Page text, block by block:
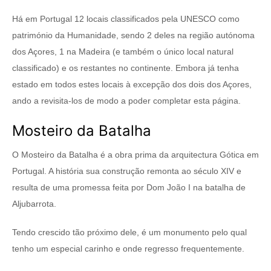
Há em Portugal 12 locais classificados pela UNESCO como
património da Humanidade, sendo 2 deles na região autónoma
dos Açores, 1 na Madeira (e também o único local natural
classificado) e os restantes no continente. Embora já tenha
estado em todos estes locais à excepção dos dois dos Açores,
ando a revisita-los de modo a poder completar esta página.
Mosteiro da Batalha
O Mosteiro da Batalha é a obra prima da arquitectura Gótica em
Portugal. A história sua construção remonta ao século XIV e
resulta de uma promessa feita por Dom João I na batalha de
Aljubarrota.
Tendo crescido tão próximo dele, é um monumento pelo qual
tenho um especial carinho e onde regresso frequentemente.